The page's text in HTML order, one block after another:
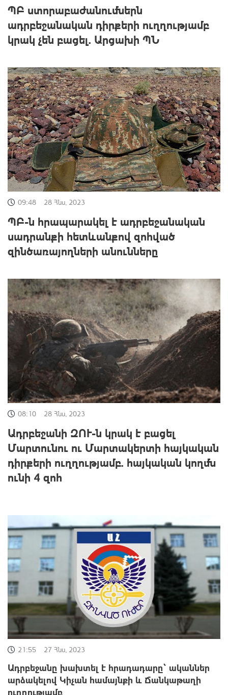
ՊԲ ստորաբաժանումներն
ադրբեջանական դիրքերի ուղղությամբ
կրակ չեն բացել. Արցախի ՊՆ
09:48 28 Հնս, 2023
ՊԲ-ն հրապարակել է ադրբեջանական
սադրանքի հետևանքով զոհված
զինծառայողների անունները
08:10 28 Հնս, 2023
Ադրբեջանի ԶՈՒ-ն կրակ է բացել
Մարտունու ու Մարտակերտի հայկական
դիրքերի ուղղությամբ. հայկական կողմն
ունի 4 զոհ
21:55 27 Հնս, 2023
Ադրբեջանը խախտել է հրադադարը` ականներ
արձակելով Կիչան համայնքի և Ճանկաթաղի
ուղղությամբ